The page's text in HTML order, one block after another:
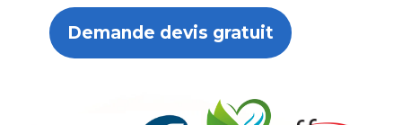
Demande devis gratuit